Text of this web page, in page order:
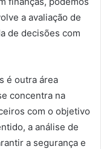
a avaliação de
de decisões com
é outra área
concentra na
com o objetivo
a análise de
a segurança e